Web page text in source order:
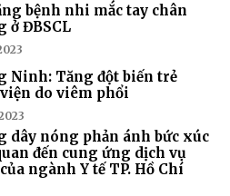
bệnh nhi mắc tay chân
ở ĐBSCL
Ninh: Tăng đột biến trẻ
do viêm phổi
dây nóng phản ánh bức xúc
đến cung ứng dịch vụ
ngành Y tế TP. Hồ Chí